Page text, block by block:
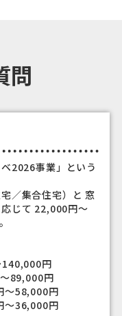
問
2026事業」という
／集合住宅）と 窓
じて 22,000円～
円
89,000円
58,000円
36,000円